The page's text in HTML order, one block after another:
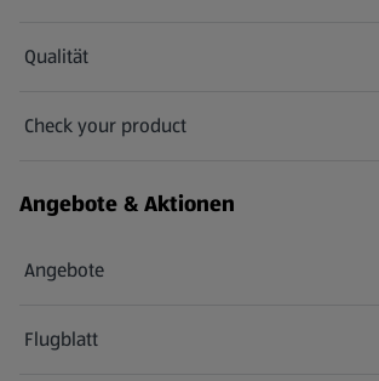
Qualität
Check your product
(öffnet in einem neuen Tab)
Angebote & Aktionen
Angebote
Flugblatt